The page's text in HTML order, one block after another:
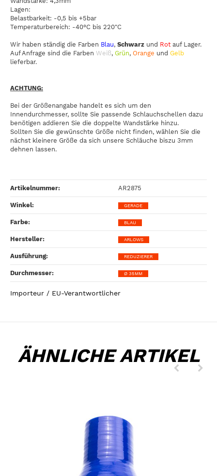
Lagen:
Belastbarkeit: -0,5 bis +5bar
Temperaturbereich: -40°C bis 220"C
Wir haben ständig die Farben Blau, Schwarz und Rot auf Lager.
Auf Anfrage sind die Farben Weiß, Grün, Orange und Gelb
lieferbar.
ACHTUNG:
Bei der Größenangabe handelt es sich um den
Innendurchmesser, sollte Sie passende Schlauchschellen dazu
benötigen addieren Sie die doppelte Wandstärke hinzu.
Sollten Sie die gewünschte Größe nicht finden, wählen Sie die
nächst kleinere Größe da sich unsere Schläuche biszu 3mm
dehnen lassen.
Artikelnummer: AR2875
Winkel‍: GERADE
Farbe‍: BLAU
Hersteller‍: ARLOWS
Ausführung‍: REDUZIERER
Durchmesser‍: Ø 35MM
Importeur / EU-Verantwortlicher
ÄHNLICHE ARTIKEL